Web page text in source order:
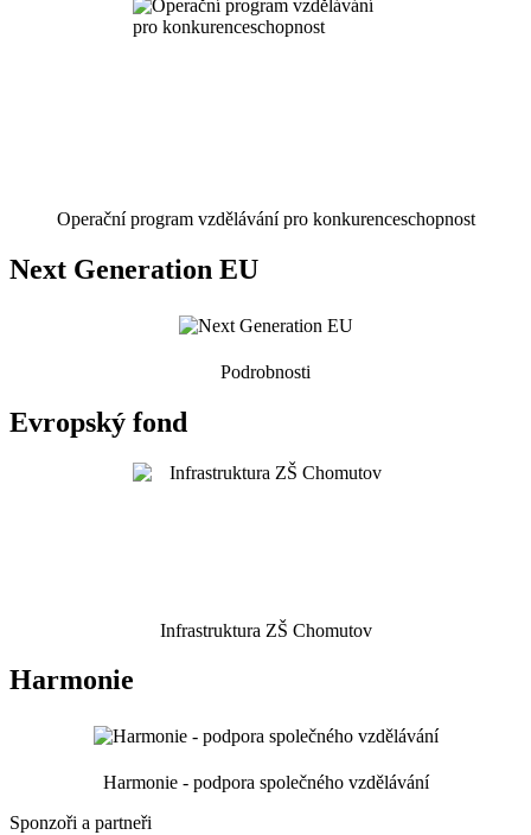
Operační program vzdělávání pro konkurenceschopnost
Next Generation EU
Podrobnosti
Evropský fond
Infrastruktura ZŠ Chomutov
Harmonie
Harmonie - podpora společného vzdělávání
Sponzoři a partneři